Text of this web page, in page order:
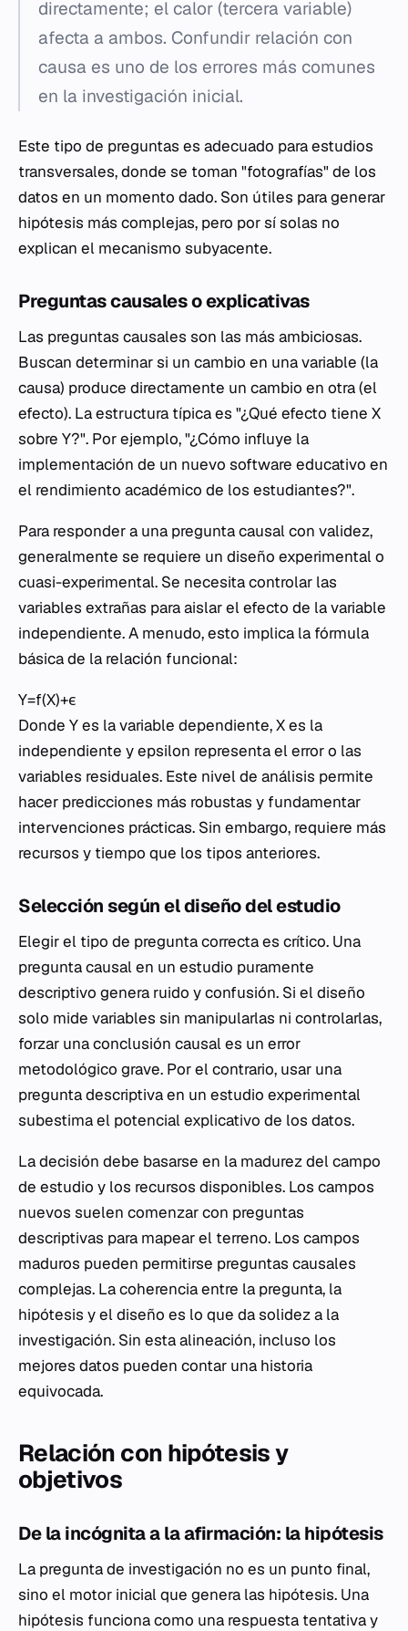
directamente; el calor (tercera variable)
afecta a ambos. Confundir relación con
causa es uno de los errores más comunes
en la investigación inicial.
Este tipo de preguntas es adecuado para estudios
transversales, donde se toman "fotografías" de los
datos en un momento dado. Son útiles para generar
hipótesis más complejas, pero por sí solas no
explican el mecanismo subyacente.
Preguntas causales o explicativas
Las preguntas causales son las más ambiciosas.
Buscan determinar si un cambio en una variable (la
causa) produce directamente un cambio en otra (el
efecto). La estructura típica es "¿Qué efecto tiene X
sobre Y?". Por ejemplo, "¿Cómo influye la
implementación de un nuevo software educativo en
el rendimiento académico de los estudiantes?".
Para responder a una pregunta causal con validez,
generalmente se requiere un diseño experimental o
cuasi-experimental. Se necesita controlar las
variables extrañas para aislar el efecto de la variable
independiente. A menudo, esto implica la fórmula
básica de la relación funcional:
Y=f(X)+ϵ
Donde Yes la variable dependiente,Xes la
independiente yepsilon representa el error o las
variables residuales. Este nivel de análisis permite
hacer predicciones más robustas y fundamentar
intervenciones prácticas. Sin embargo, requiere más
recursos y tiempo que los tipos anteriores.
Selección según el diseño del estudio
Elegir el tipo de pregunta correcta es crítico. Una
pregunta causal en un estudio puramente
descriptivo genera ruido y confusión. Si el diseño
solo mide variables sin manipularlas ni controlarlas,
forzar una conclusión causal es un error
metodológico grave. Por el contrario, usar una
pregunta descriptiva en un estudio experimental
subestima el potencial explicativo de los datos.
La decisión debe basarse en la madurez del campo
de estudio y los recursos disponibles. Los campos
nuevos suelen comenzar con preguntas
descriptivas para mapear el terreno. Los campos
maduros pueden permitirse preguntas causales
complejas. La coherencia entre la pregunta, la
hipótesis y el diseño es lo que da solidez a la
investigación. Sin esta alineación, incluso los
mejores datos pueden contar una historia
equivocada.
Relación con hipótesis y
objetivos
De la incógnita a la afirmación: la hipótesis
La pregunta de investigación no es un punto final,
sino el motor inicial que genera las hipótesis. Una
hipótesis funciona como una respuesta tentativa y